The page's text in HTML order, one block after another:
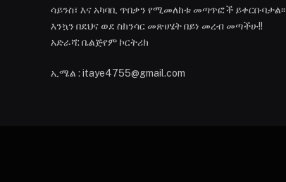
ሳይንስ፣ እና አካባቢ ጥበቃን የሚመለከቱ መጣጥፎች ይቀርቡባታል፡፡
እንኳን በደህና ወደ ስክንሳር መጽሀሄት በይነ መረብ መጣችሁ!!
አድራሻ: ቤልጅየም ኮርትሪክ
ኢሜል : itaye4755@gmail.com